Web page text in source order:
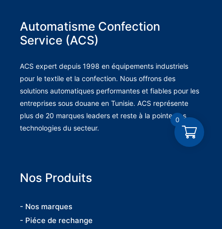
Automatisme Confection
Service (ACS)
ACS expert depuis 1998 en équipements industriels
pour le textile et la confection. Nous offrons des
solutions automatiques performantes et fiables pour les
entreprises sous douane en Tunisie. ACS représente
plus de 20 marques leaders et reste à la pointe des
technologies du secteur.
Nos Produits
- Nos marques
- Piéce de rechange
0